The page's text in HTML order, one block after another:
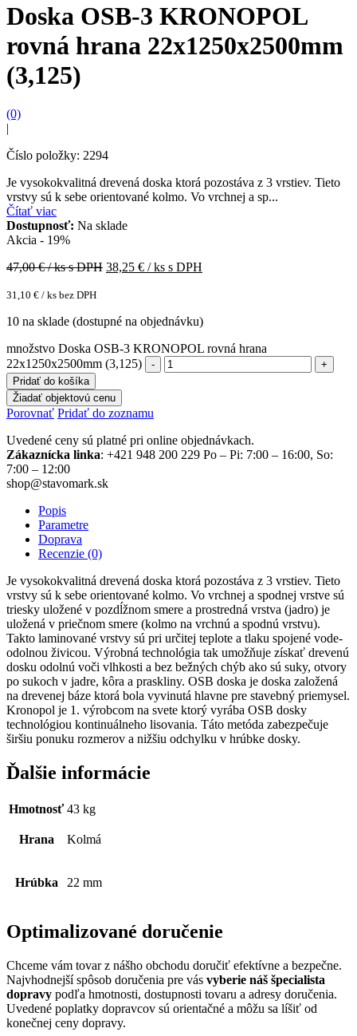
Doska OSB-3 KRONOPOL
rovná hrana 22x1250x2500mm
(3,125)
(0)
|
Číslo položky: 2294
Je vysokokvalitná drevená doska ktorá pozostáva z 3 vrstiev. Tieto
vrstvy sú k sebe orientované kolmo. Vo vrchnej a sp...
Čítať viac
Dostupnosť: Na sklade
Akcia - 19%
47,00€ / ks s DPH 38,25 € / ks s DPH
31,10 € / ks bez DPH
10 na sklade (dostupné na objednávku)
množstvo Doska OSB-3 KRONOPOL rovná hrana
22x1250x2500mm (3,125)
Pridať do košíka
Žiadať objektovú cenu
Porovnať Pridať do zoznamu
Uvedené ceny sú platné pri online objednávkach.
Zákaznícka linka: +421 948 200 229 Po – Pi: 7:00 – 16:00, So:
7:00 – 12:00
shop@stavomark.sk
Popis
Parametre
Doprava
Recenzie (0)
Je vysokokvalitná drevená doska ktorá pozostáva z 3 vrstiev. Tieto
vrstvy sú k sebe orientované kolmo. Vo vrchnej a spodnej vrstve sú
triesky uložené v pozdĺžnom smere a prostredná vrstva (jadro) je
uložená v priečnom smere (kolmo na vrchnú a spodnú vrstvu).
Takto laminované vrstvy sú pri určitej teplote a tlaku spojené vode-
odolnou živicou. Výrobná technológia tak umožňuje získať drevenú
dosku odolnú voči vlhkosti a bez bežných chýb ako sú suky, otvory
po sukoch v jadre, kôra a praskliny. OSB doska je doska založená
na drevenej báze ktorá bola vyvinutá hlavne pre stavebný priemysel.
Kronopol je 1. výrobcom na svete ktorý vyrába OSB dosky
technológiou kontinuálneho lisovania. Táto metóda zabezpečuje
širšiu ponuku rozmerov a nižšiu odchylku v hrúbke dosky.
Ďalšie informácie
Hmotnosť 43 kg
Hrana Kolmá
Hrúbka 22 mm
Optimalizované doručenie
Chceme vám tovar z nášho obchodu doručiť efektívne a bezpečne.
Najvhodnejší spôsob doručenia pre vás vyberie náš špecialista
dopravy podľa hmotnosti, dostupnosti tovaru a adresy doručenia.
Uvedené poplatky dopravcov sú orientačné a môžu sa líšiť od
konečnej ceny dopravy.